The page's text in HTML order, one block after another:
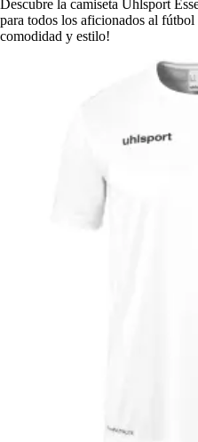
Descubre la camiseta Uhlsport
para todos los aficionados al
comodidad y estilo!